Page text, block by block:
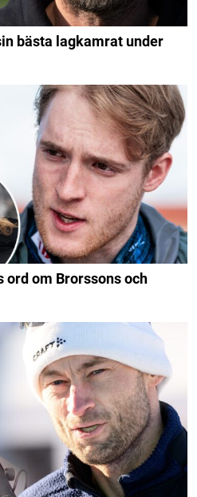
bästa lagkamrat under
ord om Brorssons och